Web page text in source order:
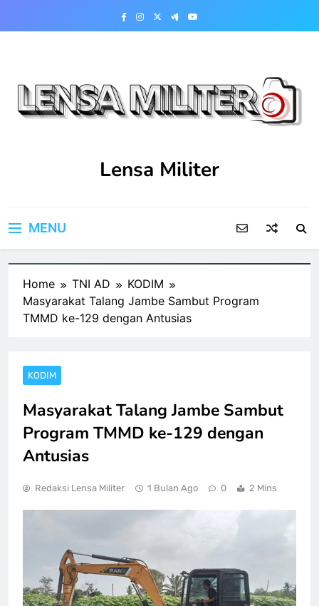
Lensa Militer
MENU
Home TNI AD
KODIM
Masyarakat Talang Jambe Sambut Program
TMMD ke-129 dengan Antusias
KODIM
Masyarakat Talang Jambe Sambut
Program TMMD ke-129 dengan
Antusias
Redaksi Lensa Militer 1 Bulan Ago 0 2 Mins